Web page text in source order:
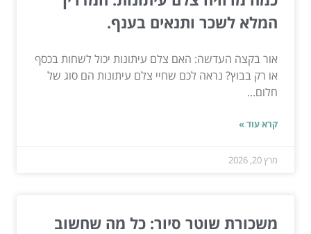
המלא לשכר ותנאים בענף.
אור בקצה העדשה: האם צלם עיתונות יכול לשחות בכסף
או רק בבוץ? נראה לכם שחיי צלם עיתונות הם סוג של
חלום...
קרא עוד »
מרץ 20, 2026
משכורת שוטר סיור: כל מה שחשוב